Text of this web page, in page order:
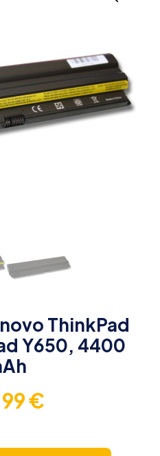
ThinkPad
Y650, 4400
€